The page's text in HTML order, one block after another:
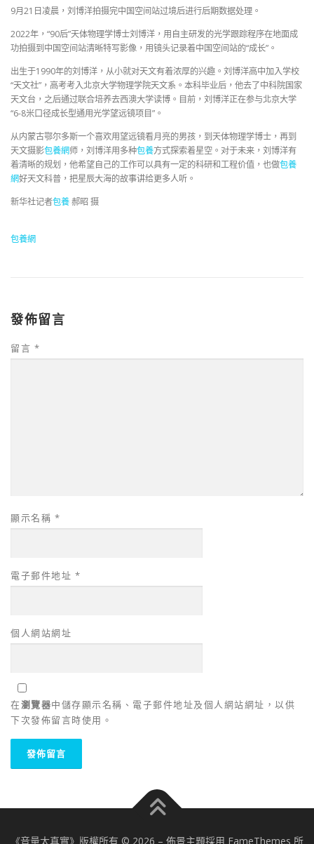
9月21日凌晨，刘博洋拍摄完中国空间站过境后进行后期数据处理。
2022年，“90后”天体物理学博士刘博洋，用自主研发的光学跟踪程序在地面成
功拍摄到中国空间站清晰特写影像，用镜头记录着中国空间站的“成长”。
出生于1990年的刘博洋，从小就对天文有着浓厚的兴趣。刘博洋高中加入学校
“天文社”，高考考入北京大学物理学院天文系。本科毕业后，他去了中科院国家
天文台，之后通过联合培养去西澳大学读博。目前，刘博洋正在参与北京大学
“6-8米口径成长型通用光学望远镜项目”。
从内蒙古鄂尔多斯一个喜欢用望远镜看月亮的男孩，到天体物理学博士，再到
天文摄影包養網师，刘博洋用多种包養方式探索着星空。对于未来，刘博洋有
着清晰的规划，他希望自己的工作可以具有一定的科研和工程价值，也做包養
網好天文科普，把星辰大海的故事讲给更多人听。
新华社记者包養郝昭 摄
包養網
發佈留言
留言 *
顯示名稱 *
電子郵件地址 *
個人網站網址
在瀏覽器中儲存顯示名稱、電子郵件地址及個人網站網址，以供
下次發佈留言時使用。
《音量太真實》版權所有 © 2026 – 佈景主題採用 FameThemes 所